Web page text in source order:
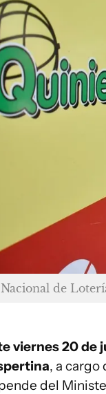
de
viernes 20 de
, a cargo
del